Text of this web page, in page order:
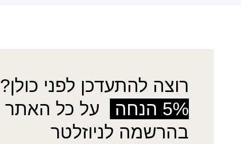
רוצה להתעדכן לפני כולן?
5% הנחה
על כל האתר
בהרשמה לניוזלטר